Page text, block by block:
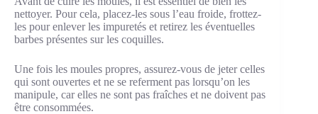
nettoyer. Pour cela, placez-les sous l’eau froide, frottez-
les pour enlever les impuretés et retirez les éventuelles
barbes présentes sur les coquilles.
Une fois les moules propres, assurez-vous de jeter celles
qui sont ouvertes et ne se referment pas lorsqu’on les
manipule, car elles ne sont pas fraîches et ne doivent pas
être consommées.